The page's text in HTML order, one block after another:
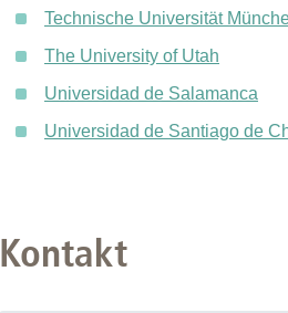
Technische Universität
The University of Utah
Universidad de Salamanca
Universidad de Santiago de
Kontakt